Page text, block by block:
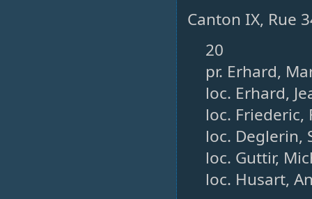
Canton IX, Rue
20
pr. Erhard,
loc. Erhard,
loc. Friederic,
loc. Deglerin,
loc. Guttir,
loc. Husart,